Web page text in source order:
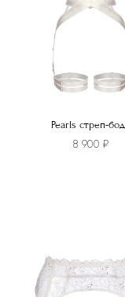
Pearls стреп-
8 900 ₽